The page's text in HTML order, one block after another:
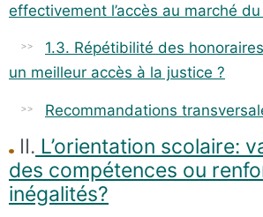
effectivement l’accès au marché
1.3. Répétibilité des
un meilleur accès à la justice ?
Recommandations
II. L’orientation scolaire:
des compétences ou
inégalités?